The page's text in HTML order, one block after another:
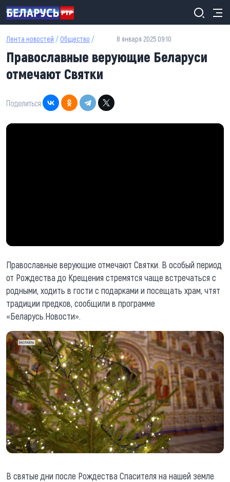
Перейти к основному содержанию
Лента новостей / Общество / 8 января 2025 09:10
Православные верующие Беларуси
отмечают Святки
Поделиться:
Православные верующие отмечают Святки. В особый период
от Рождества до Крещения стремятся чаще встречаться с
родными, ходить в гости с подарками и посещать храм, чтят
традиции предков, сообщили в программе
«Беларусь.Новости».
В святые дни после Рождества Спасителя на нашей земле